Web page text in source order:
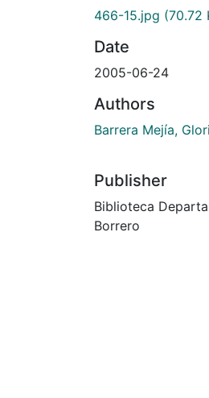
466-15.jpg (70.72
Date
2005-06-24
Authors
Barrera Mejía,
Publisher
Biblioteca
Borrero